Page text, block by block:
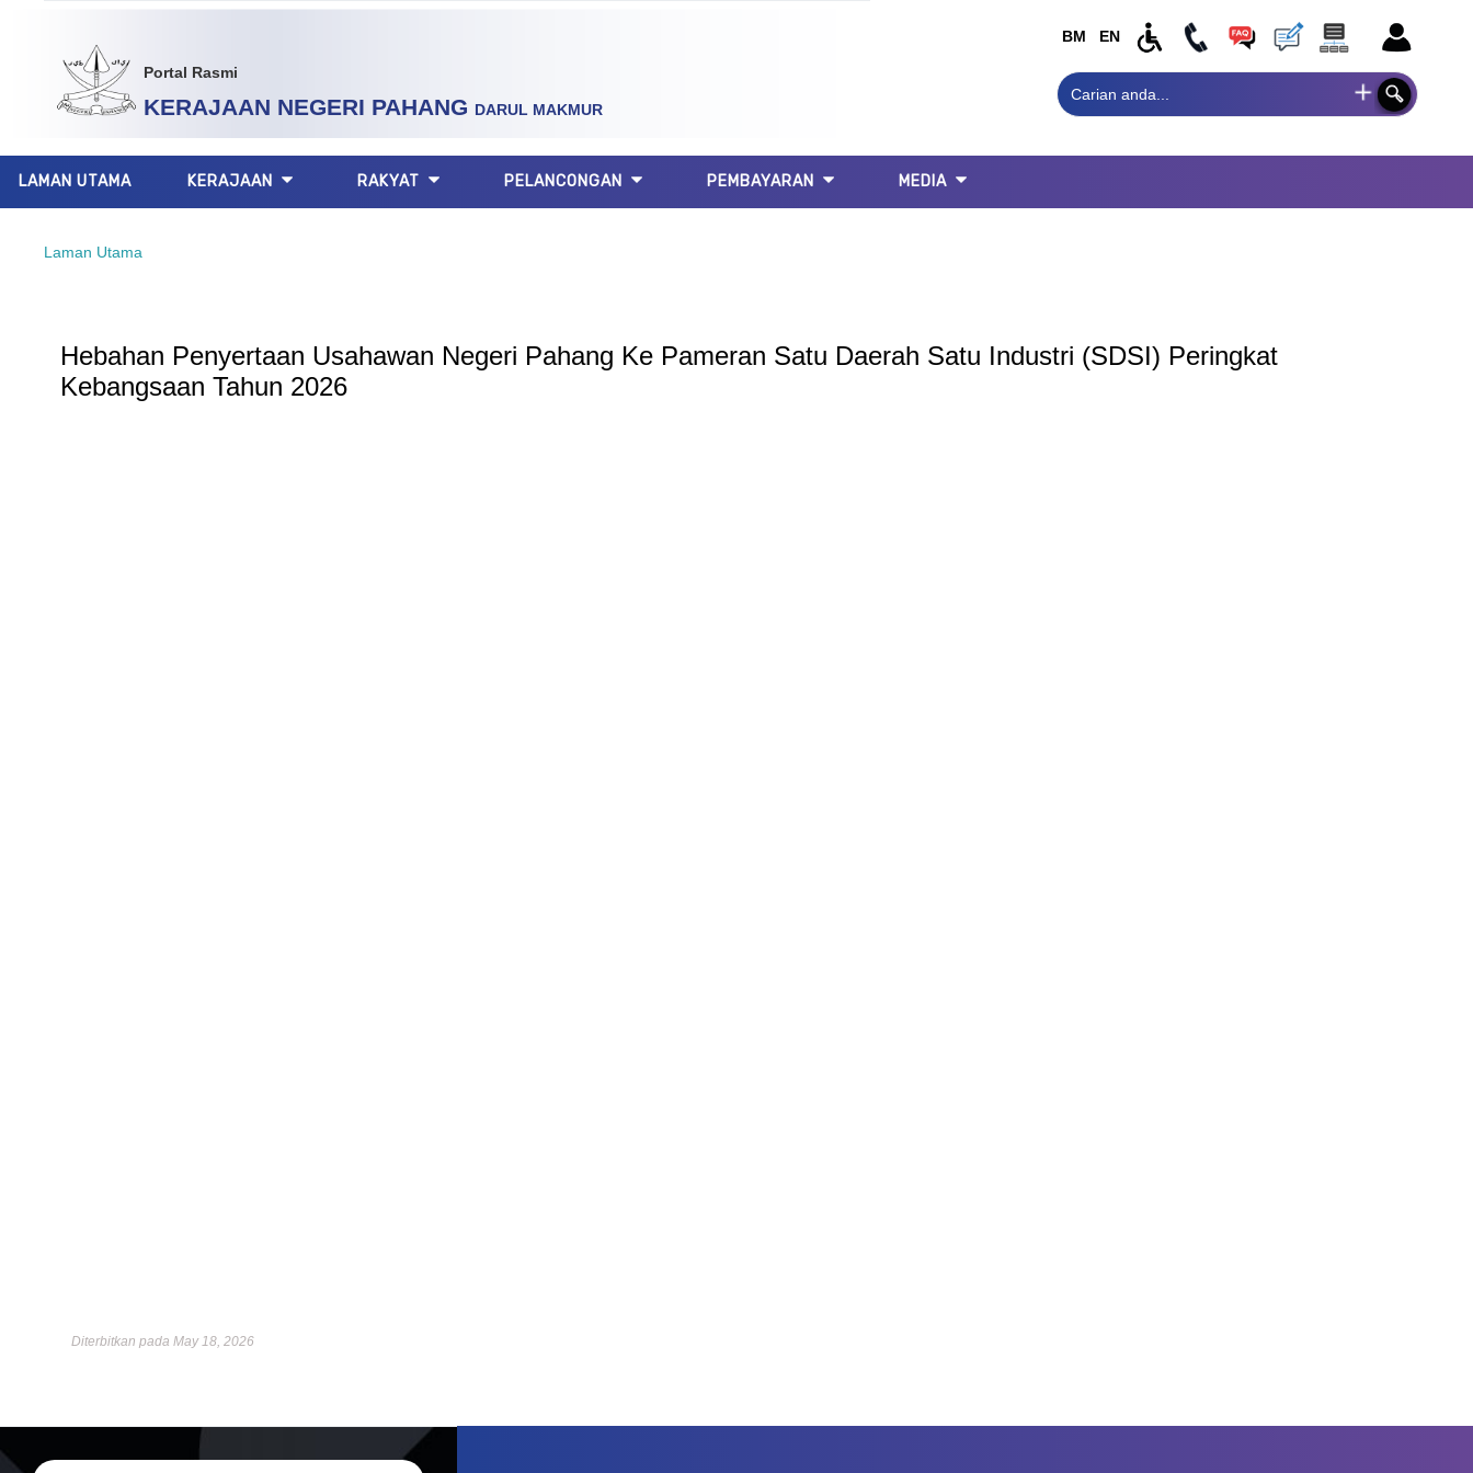
Portal Rasmi
KERAJAAN NEGERI PAHANG DARUL MAKMUR
BM EN
LAMAN UTAMA KERAJAAN RAKYAT PELANCONGAN PEMBAYARAN MEDIA
Laman Utama
Hebahan Penyertaan Usahawan Negeri Pahang Ke Pameran Satu Daerah Satu Industri (SDSI) Peringkat
Kebangsaan Tahun 2026
Diterbitkan pada May 18, 2026